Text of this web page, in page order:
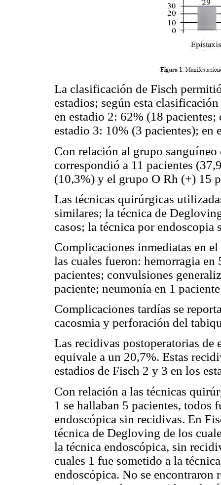
La clasificación de Fisch
estadios; según esta
en estadio 2: 62% (18
estadio 3: 10% (3 pacientes); en
Con relación al grupo
correspondió a 11 pacientes
(10,3%) y el grupo O Rh (+) 15
Las técnicas quirúrgicas
similares; la técnica de
casos; la técnica por endoscopia
Complicaciones inmediatas en
las cuales fueron: hemorragia
pacientes; convulsiones
paciente; neumonía en 1
Complicaciones tardías se
cacosmia y perforación del
Las recidivas postoperatorias de
equivale a un 20,7%. Estas
estadios de Fisch 2 y 3 en los
Con relación a las técnicas
1 se hallaban 5 pacientes, todos
endoscópica sin recidivas. En
técnica de Degloving de los
la técnica endoscópica, sin
cuales 1 fue sometido a la
endoscópica. No se encontraron